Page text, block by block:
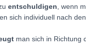
entschuldigen , wenn
sich individuell nach
man sich in Richtung